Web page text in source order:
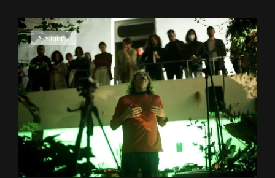
Enlaces
de
categorías
Sesiones